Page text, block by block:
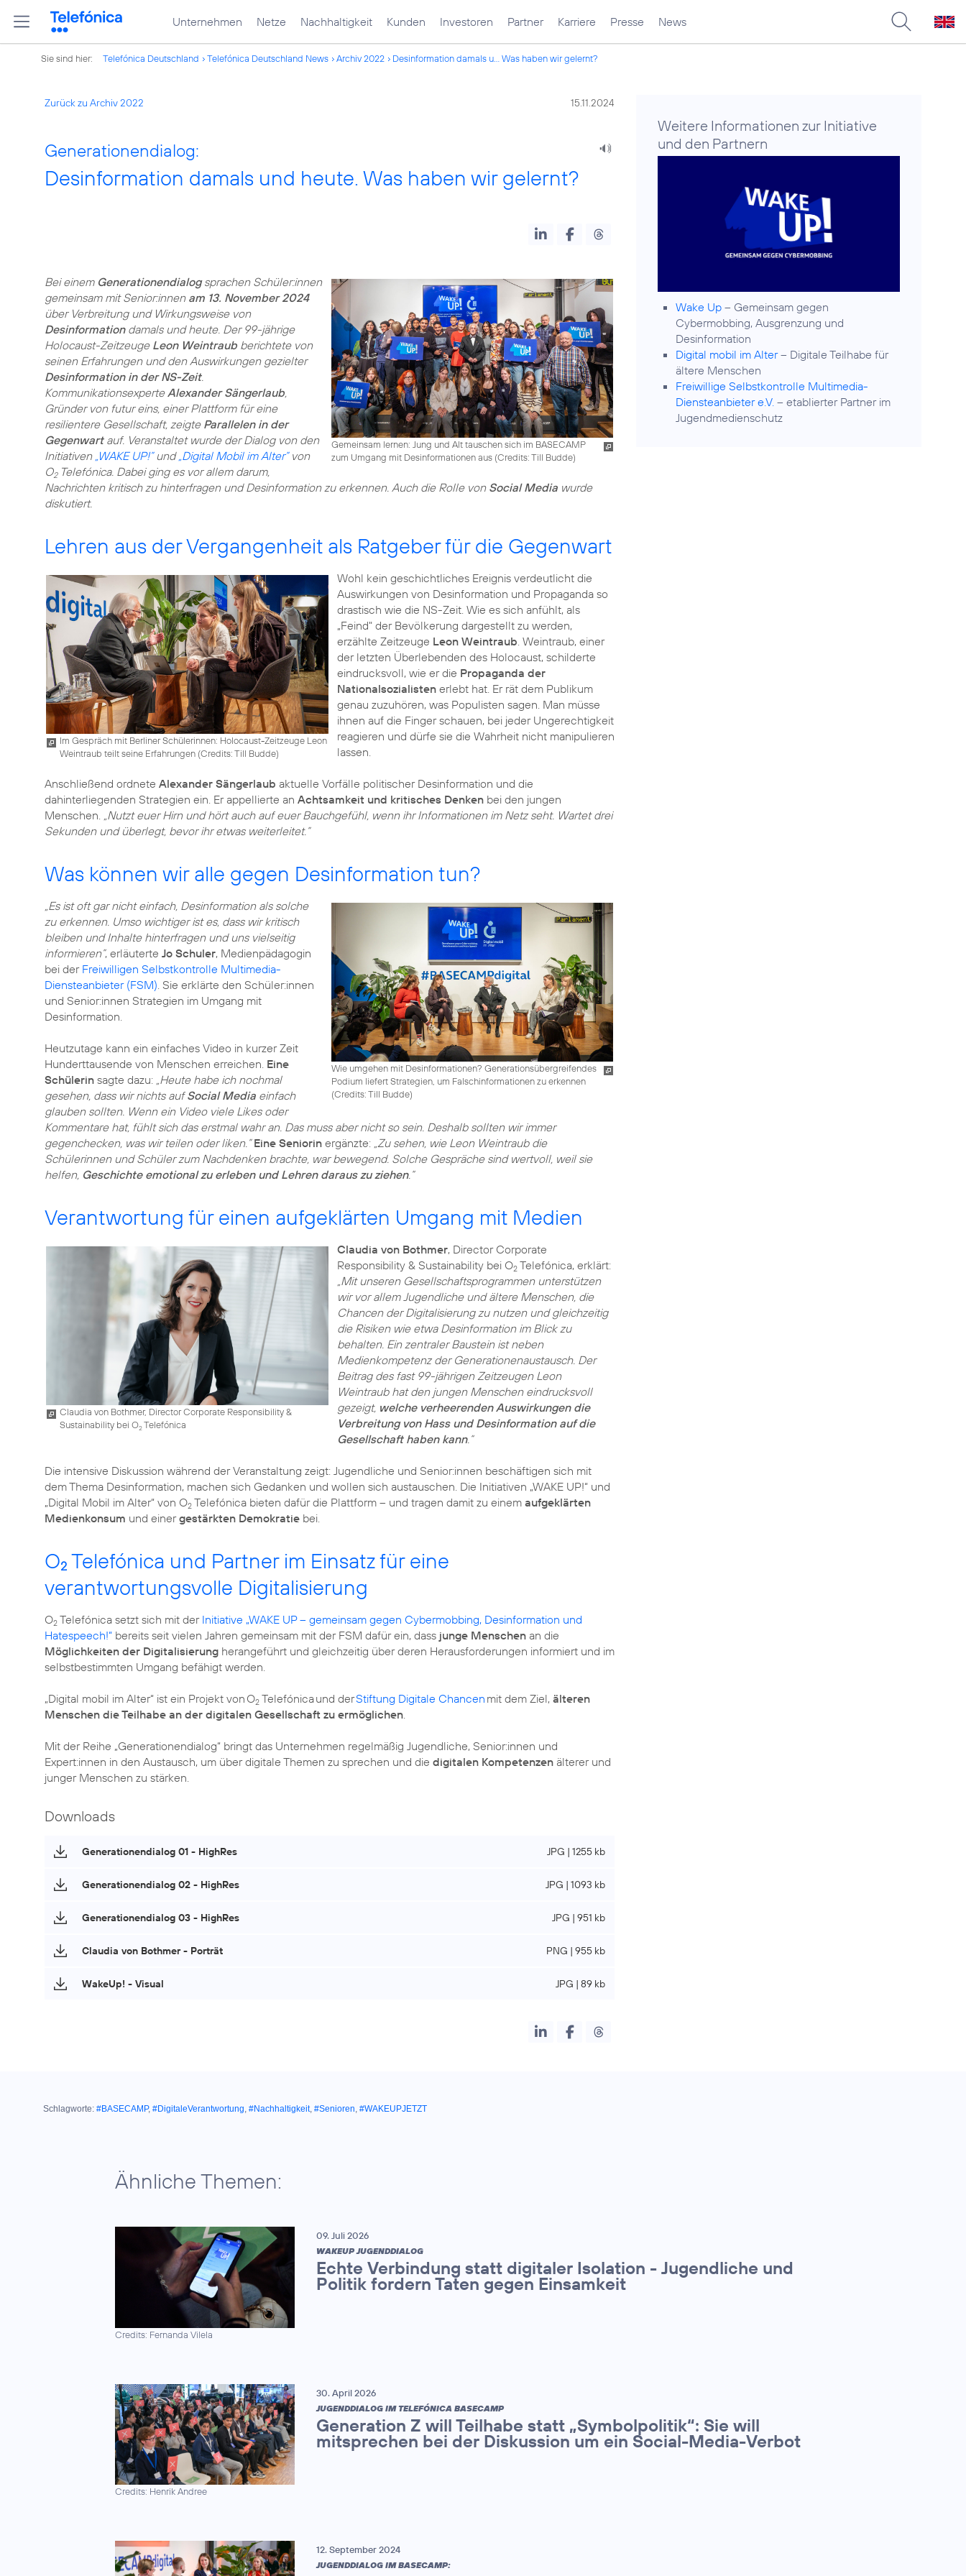
Unternehmen Netze Nachhaltigkeit Kunden Investoren Partner Karriere Presse News
Sie sind hier: Telefónica Deutschland Telefónica Deutschland News Archiv 2022 Desinformation damals u... Was haben wir gelernt?
Zurück zu Archiv 2022 15.11.2024
Generationendialog:
Desinformation damals und heute. Was haben wir gelernt?
Gemeinsam lernen: Jung und Alt tauschen sich im BASECAMP
zum Umgang mit Desinformationen aus (Credits: Till Budde)
Bei einem Generationendialogsprachen Schüler:innen
gemeinsam mit Senior:innen am 13. November 2024
über Verbreitung und Wirkungsweise von
Desinformationdamals und heute. Der 99-jährige
Holocaust-Zeitzeuge Leon Weintraub berichtete von
seinen Erfahrungen und den Auswirkungen gezielter
Desinformation in der NS-Zeit.
KommunikationsexperteAlexander Sängerlaub,
Gründer von futur eins, einer Plattform für eine
resilientere Gesellschaft, zeigte Parallelen in der
Gegenwartauf. Veranstaltet wurde der Dialog von den
Initiativen „WAKE UP!”und„Digital Mobil im Alter”von
O2Telefónica. Dabei ging es vor allem darum,
Nachrichten kritisch zu hinterfragen und Desinformation zu erkennen. Auch die Rolle von Social Media wurde
diskutiert.
Lehren aus der Vergangenheit als Ratgeber für die Gegenwart
Im Gespräch mit Berliner Schülerinnen: Holocaust-Zeitzeuge Leon
Weintraub teilt seine Erfahrungen (Credits: Till Budde)
Wohl kein geschichtliches Ereignis verdeutlicht die
Auswirkungen von Desinformation und Propaganda so
drastisch wie die NS-Zeit. Wie es sich anfühlt, als
„Feind" der Bevölkerung dargestellt zu werden,
erzählte Zeitzeuge Leon Weintraub. Weintraub, einer
der letzten Überlebenden des Holocaust, schilderte
eindrucksvoll, wie er die Propaganda der
Nationalsozialistenerlebt hat. Er rät dem Publikum
genau zuzuhören, was Populisten sagen. Man müsse
ihnen auf die Finger schauen, bei jeder Ungerechtigkeit
reagieren und dürfe sie die Wahrheit nicht manipulieren
lassen.
Anschließend ordnete Alexander Sängerlaub aktuelle Vorfälle politischer Desinformation und die
dahinterliegenden Strategien ein. Er appellierte an Achtsamkeit und kritisches Denken bei den jungen
Menschen. „Nutzt euer Hirn und hört auch auf euer Bauchgefühl, wenn ihr Informationen im Netz seht. Wartet drei
Sekunden und überlegt, bevor ihr etwas weiterleitet.”
Was können wir alle gegen Desinformation tun?
Wie umgehen mit Desinformationen? Generationsübergreifendes
Podium liefert Strategien, um Falschinformationen zu erkennen
(Credits: Till Budde)
„Es ist oft gar nicht einfach, Desinformation als solche
zu erkennen. Umso wichtiger ist es, dass wir kritisch
bleiben und Inhalte hinterfragen und uns vielseitig
informieren”, erläuterte Jo Schuler, Medienpädagogin
bei der Freiwilligen Selbstkontrolle Multimedia-
Diensteanbieter (FSM). Sie erklärte den Schüler:innen
und Senior:innen Strategien im Umgang mit
Desinformation.
Heutzutage kann ein einfaches Video in kurzer Zeit
Hunderttausende von Menschen erreichen. Eine
Schülerin sagte dazu: „Heute habe ich nochmal
gesehen, dass wir nichts aufSocial Media einfach
glauben sollten. Wenn ein Video viele Likes oder
Kommentare hat, fühlt sich das erstmal wahr an. Das muss aber nicht so sein. Deshalb sollten wir immer
gegenchecken, was wir teilen oder liken.” Eine Seniorin ergänzte: „Zu sehen, wie Leon Weintraub die
Schülerinnen und Schüler zum Nachdenken brachte, war bewegend. Solche Gespräche sind wertvoll, weil sie
helfen, Geschichte emotional zu erleben und Lehren daraus zu ziehen.“
Verantwortung für einen aufgeklärten Umgang mit Medien
Claudia von Bothmer, Director Corporate Responsibility &
Sustainability bei O2Telefónica
Claudia von Bothmer, Director Corporate
Responsibility & Sustainability bei O2Telefónica, erklärt:
„Mit unseren Gesellschaftsprogrammen unterstützen
wir vor allem Jugendliche und ältere Menschen, die
Chancen der Digitalisierung zu nutzen und gleichzeitig
die Risiken wie etwa Desinformation im Blick zu
behalten. Ein zentraler Baustein ist neben
Medienkompetenz der Generationenaustausch. Der
Beitrag des fast 99-jährigen Zeitzeugen Leon
Weintraub hat den jungen Menschen eindrucksvoll
gezeigt, welche verheerenden Auswirkungen die
Verbreitung von Hass und Desinformation auf die
Gesellschaft haben kann.“
Die intensive Diskussion während der Veranstaltung zeigt: Jugendliche und Senior:innen beschäftigen sich mit
dem Thema Desinformation, machen sich Gedanken und wollen sich austauschen. Die Initiativen „WAKE UP!“ und
„Digital Mobil im Alter“ von O2 Telefónica bieten dafür die Plattform – und tragen damit zu einem aufgeklärten
Medienkonsum und einergestärkten Demokratie bei.
O2 Telefónica und Partner im Einsatz für eine
verantwortungsvolle Digitalisierung
O2 Telefónica setzt sich mit der Initiative „WAKE UP – gemeinsam gegen Cybermobbing, Desinformation und
Hatespeech!“ bereits seit vielen Jahren gemeinsam mit der FSM dafür ein, dass junge Menschen an die
Möglichkeiten der Digitalisierung herangeführt und gleichzeitig über deren Herausforderungen informiert und im
selbstbestimmten Umgang befähigt werden.
„Digital mobil im Alter“ ist ein Projekt von O2 Telefónica und derStiftung Digitale Chancen mit dem Ziel, älteren
Menschen die Teilhabe an der digitalen Gesellschaft zu ermöglichen.
Mit der Reihe „Generationendialog“ bringt das Unternehmen regelmäßig Jugendliche, Senior:innen und
Expert:innen in den Austausch, um über digitale Themen zu sprechen und die digitalen Kompetenzen älterer und
junger Menschen zu stärken.
Downloads
Generationendialog 01 - HighRes JPG | 1255 kb
Generationendialog 02 - HighRes JPG | 1093 kb
Generationendialog 03 - HighRes JPG | 951 kb
Claudia von Bothmer - Porträt PNG | 955 kb
WakeUp! - Visual JPG | 89 kb
Weitere Informationen zur Initiative
und den Partnern
Wake Up – Gemeinsam gegen
Cybermobbing, Ausgrenzung und
Desinformation
Digital mobil im Alter– Digitale Teilhabe für
ältere Menschen
Freiwillige Selbstkontrolle Multimedia-
Diensteanbieter e.V. – etablierter Partner im
Jugendmedienschutz
Schlagworte: #BASECAMP, #DigitaleVerantwortung, #Nachhaltigkeit, #Senioren, #WAKEUPJETZT
Ähnliche Themen:
Credits: Fernanda Vilela
09. Juli 2026
WAKEUP JUGENDDIALOG
Echte Verbindung statt digitaler Isolation - Jugendliche und
Politik fordern Taten gegen Einsamkeit
Credits: Henrik Andree
30. April 2026
JUGENDDIALOG IM TELEFÓNICA BASECAMP
Generation Z will Teilhabe statt „Symbolpolitik“: Sie will
mitsprechen bei der Diskussion um ein Social-Media-Verbot
12. September 2024
JUGENDDIALOG IM BASECAMP: